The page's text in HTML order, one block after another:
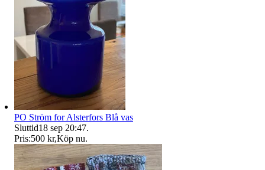
PO Ström for Alsterfors Blå vas
Sluttid18 sep 20:47.
Pris:500 kr,Köp nu.